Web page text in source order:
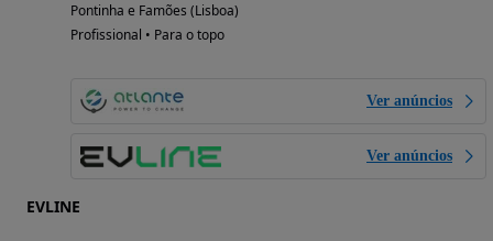
Pontinha e Famões (Lisboa)
Profissional • Para o topo
Ver anúncios
Ver anúncios
EVLINE